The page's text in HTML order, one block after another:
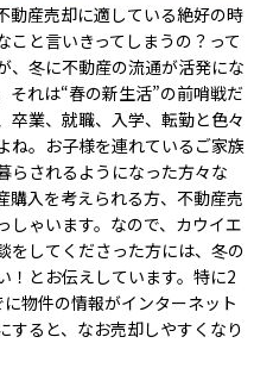
動産売却に適している絶好の時
と言いきってしまうの？って
、冬に不動産の流通が活発にな
それは“春の新生活”の前哨戦だ
卒業、就職、入学、転勤と色々
ね。お子様を連れているご家族
らされるようになった方々な
購入を考えられる方、不動産売
しゃいます。なので、カウイエ
をしてくださった方には、冬の
！とお伝えしています。特に2
物件の情報がインターネット
すると、なお売却しやすくなり